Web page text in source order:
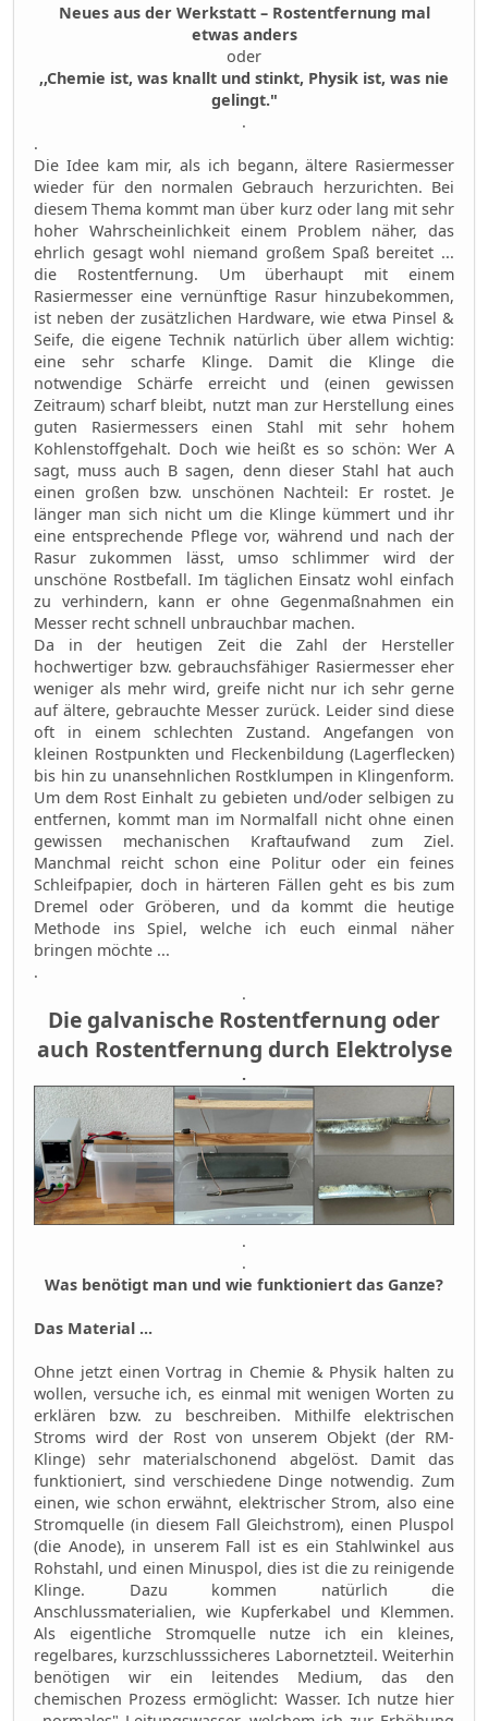
Neues aus der Werkstatt – Rostentfernung mal
etwas anders
oder
,,Chemie ist, was knallt und stinkt, Physik ist, was nie
gelingt."
.
.
Die Idee kam mir, als ich begann, ältere Rasiermesser
wieder für den normalen Gebrauch herzurichten. Bei
diesem Thema kommt man über kurz oder lang mit sehr
hoher Wahrscheinlichkeit einem Problem näher, das
ehrlich gesagt wohl niemand großem Spaß bereitet ...
die Rostentfernung. Um überhaupt mit einem
Rasiermesser eine vernünftige Rasur hinzubekommen,
ist neben der zusätzlichen Hardware, wie etwa Pinsel &
Seife, die eigene Technik natürlich über allem wichtig:
eine sehr scharfe Klinge. Damit die Klinge die
notwendige Schärfe erreicht und (einen gewissen
Zeitraum) scharf bleibt, nutzt man zur Herstellung eines
guten Rasiermessers einen Stahl mit sehr hohem
Kohlenstoffgehalt. Doch wie heißt es so schön: Wer A
sagt, muss auch B sagen, denn dieser Stahl hat auch
einen großen bzw. unschönen Nachteil: Er rostet. Je
länger man sich nicht um die Klinge kümmert und ihr
eine entsprechende Pflege vor, während und nach der
Rasur zukommen lässt, umso schlimmer wird der
unschöne Rostbefall. Im täglichen Einsatz wohl einfach
zu verhindern, kann er ohne Gegenmaßnahmen ein
Messer recht schnell unbrauchbar machen.
Da in der heutigen Zeit die Zahl der Hersteller
hochwertiger bzw. gebrauchsfähiger Rasiermesser eher
weniger als mehr wird, greife nicht nur ich sehr gerne
auf ältere, gebrauchte Messer zurück. Leider sind diese
oft in einem schlechten Zustand. Angefangen von
kleinen Rostpunkten und Fleckenbildung (Lagerflecken)
bis hin zu unansehnlichen Rostklumpen in Klingenform.
Um dem Rost Einhalt zu gebieten und/oder selbigen zu
entfernen, kommt man im Normalfall nicht ohne einen
gewissen mechanischen Kraftaufwand zum Ziel.
Manchmal reicht schon eine Politur oder ein feines
Schleifpapier, doch in härteren Fällen geht es bis zum
Dremel oder Gröberen, und da kommt die heutige
Methode ins Spiel, welche ich euch einmal näher
bringen möchte ...
.
.
Die galvanische Rostentfernung oder
auch Rostentfernung durch Elektrolyse
.
.
.
Was benötigt man und wie funktioniert das Ganze?
Das Material ...
Ohne jetzt einen Vortrag in Chemie & Physik halten zu
wollen, versuche ich, es einmal mit wenigen Worten zu
erklären bzw. zu beschreiben. Mithilfe elektrischen
Stroms wird der Rost von unserem Objekt (der RM-
Klinge) sehr materialschonend abgelöst. Damit das
funktioniert, sind verschiedene Dinge notwendig. Zum
einen, wie schon erwähnt, elektrischer Strom, also eine
Stromquelle (in diesem Fall Gleichstrom), einen Pluspol
(die Anode), in unserem Fall ist es ein Stahlwinkel aus
Rohstahl, und einen Minuspol, dies ist die zu reinigende
Klinge. Dazu kommen natürlich die
Anschlussmaterialien, wie Kupferkabel und Klemmen.
Als eigentliche Stromquelle nutze ich ein kleines,
regelbares, kurzschlusssicheres Labornetzteil. Weiterhin
benötigen wir ein leitendes Medium, das den
chemischen Prozess ermöglicht: Wasser. Ich nutze hier